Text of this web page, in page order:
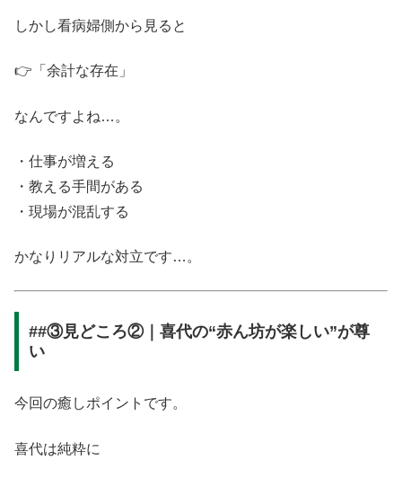
しかし看病婦側から見ると
👉「余計な存在」
なんですよね…。
・仕事が増える
・教える手間がある
・現場が混乱する
かなりリアルな対立です…。
##③見どころ②｜喜代の“赤ん坊が楽しい”が尊
い
今回の癒しポイントです。
喜代は純粋に